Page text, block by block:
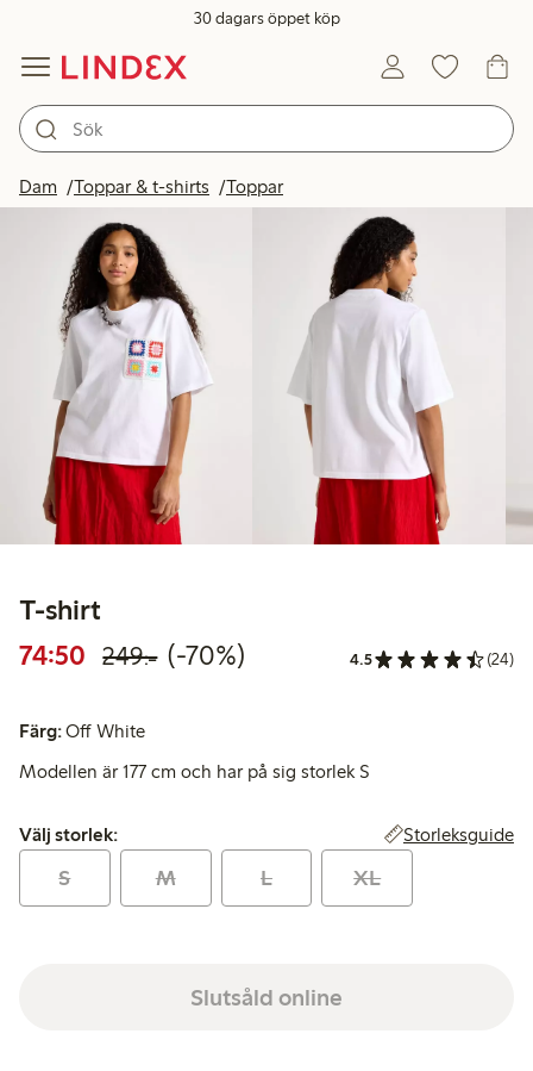
30 dagars öppet köp
Dam Toppar & t-shirts Toppar
T-shirt
74:50 Rabatterat pris: 74,50 kr
249:-Ordinarie pris: 249,00 kr
70% rabatt
(-70%) 4.5 (24)
Färg:Off White
Modellen är 177 cm och har på sig storlek S
Välj storlek:
Välj storlek: Storleksguide
S M L XL
Slutsåld online